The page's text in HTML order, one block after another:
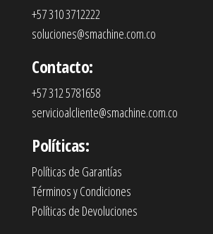
+57 310 3712222
soluciones@smachine.com.co
Contacto:
+57 312 5781658
servicioalcliente@smachine.com.co
Políticas:
Políticas de Garantías
Términos y Condiciones
Políticas de Devoluciones